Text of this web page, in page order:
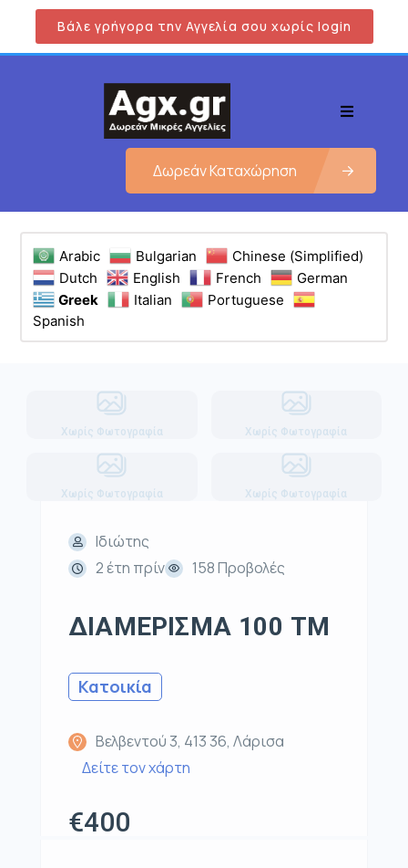
Βάλε γρήγορα την Αγγελία σου χωρίς login
Δωρεάν Καταχώρηση
Arabic Bulgarian
Chinese (Simplified)
Dutch
English French
German
Greek
Italian
Portuguese
Spanish
Χωρίς Φωτογραφία Χωρίς Φωτογραφία
Χωρίς Φωτογραφία Χωρίς Φωτογραφία
Ιδιώτης
2 έτη πρίν
158 Προβολές
ΔΙΑΜΕΡΙΣΜΑ 100 ΤΜ
Κατοικία
Βελβεντού 3, 413 36, Λάρισα
Δείτε τον χάρτη
€400